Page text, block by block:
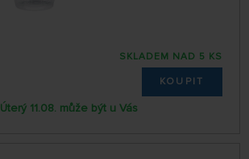
SKLADEM NAD 5 KS
KOUPIT
Úterý 11.08. může být u Vás